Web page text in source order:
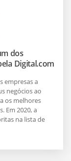
dos
Digital.com
empresas a
negócios ao
os melhores
Em 2020, a
na lista de